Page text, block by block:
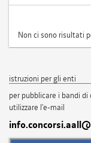
Non ci sono risultati
istruzioni per gli enti
per pubblicare i bandi
utilizzare l'e-mail